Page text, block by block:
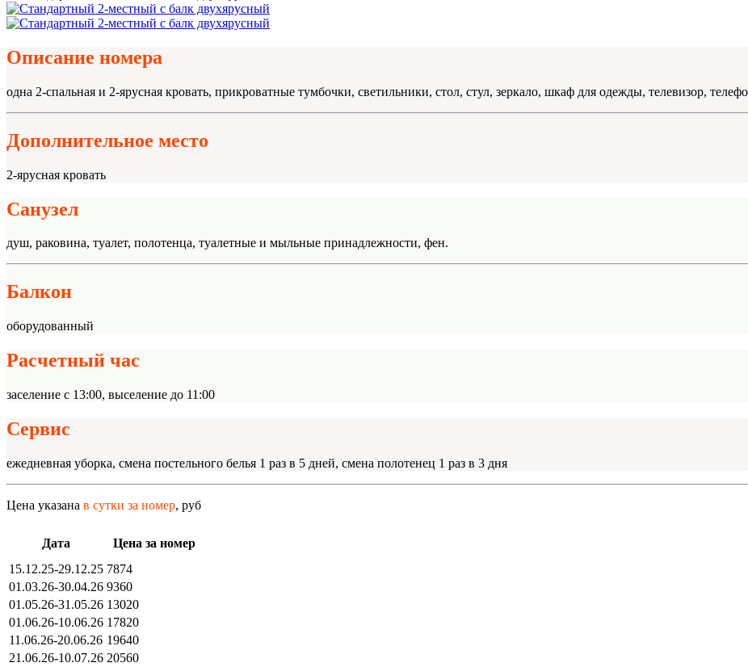
Описание номера
одна 2-спальная и 2-ярусная кровать, прикроватные тумбочки, светильники, стол, стул, зеркало, шкаф для одежды, телевизор,
Дополнительное место
2-ярусная кровать
Санузел
душ, раковина, туалет, полотенца, туалетные и мыльные принадлежности, фен.
Балкон
оборудованный
Расчетный час
заселение с 13:00, выселение до 11:00
Сервис
ежедневная уборка, смена постельного белья 1 раз в 5 дней, смена полотенец 1 раз в 3 дня
Цена указана в сутки за номер, руб
Дата
Цена за номер
15.12.25-29.12.25 7874
01.03.26-30.04.26 9360
01.05.26-31.05.26 13020
01.06.26-10.06.26 17820
11.06.26-20.06.26 19640
21.06.26-10.07.26 20560